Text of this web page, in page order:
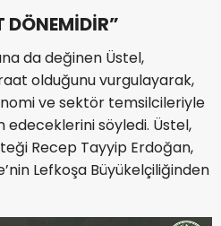
DÖNEMİDİR”
da değinen Üstel,
olduğunu vurgulayarak,
ve sektör temsilcileriyle
edeceklerini söyledi. Üstel,
Recep Tayyip Erdoğan,
Lefkoşa Büyükelçiliğinden